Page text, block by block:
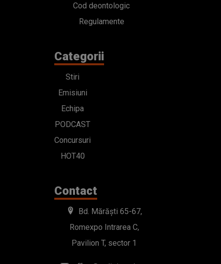
Cod deontologic
Regulamente
Categorii
Stiri
Emisiuni
Echipa
PODCAST
Concursuri
HOT40
Contact
Bd. Mărăști 65-67,
Romexpo Intrarea C,
Pavilion T, sector 1